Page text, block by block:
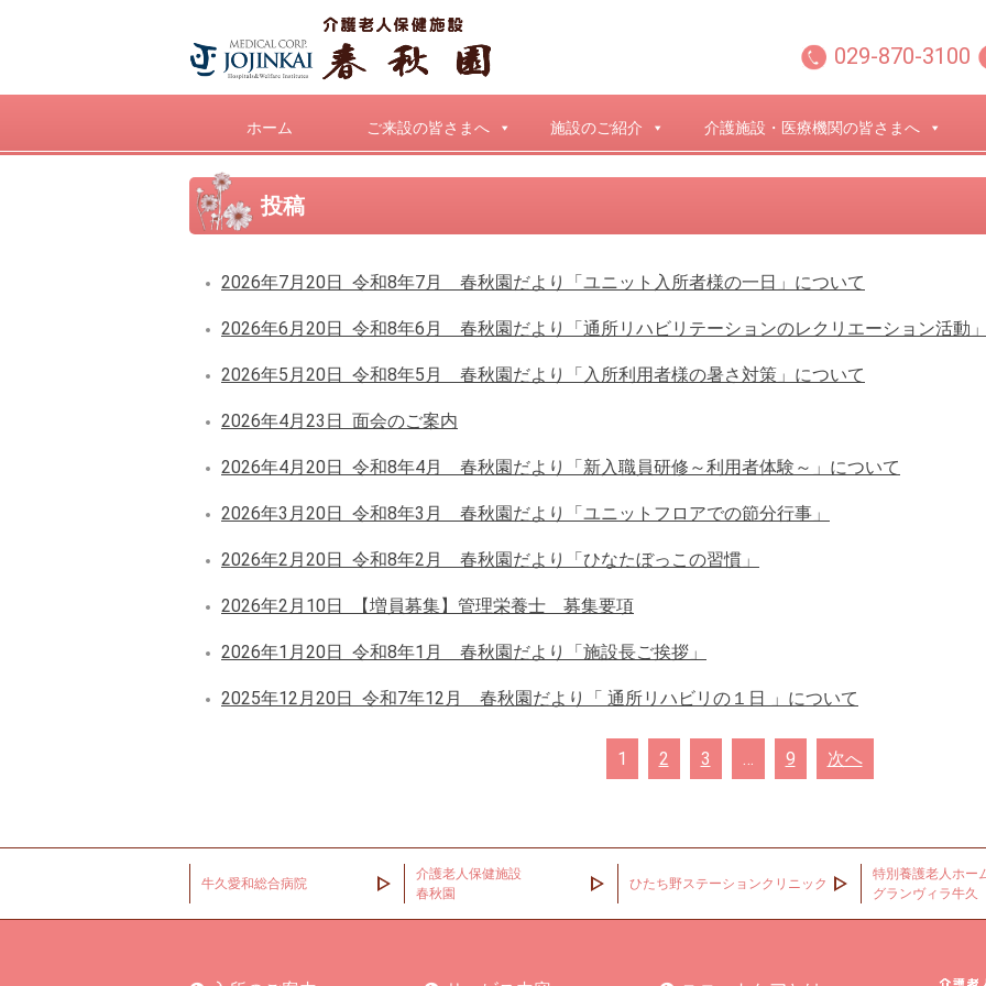
029-870-3100
ホーム ご来設の皆さまへ 施設のご紹介 介護施設・医療機関の皆さまへ
投稿
2026年7月20日 令和8年7月 春秋園だより「ユニット入所者様の一日」について
2026年6月20日 令和8年6月 春秋園だより「通所リハビリテーションのレクリエーション活動
2026年5月20日 令和8年5月 春秋園だより「入所利用者様の暑さ対策」について
2026年4月23日 面会のご案内
2026年4月20日 令和8年4月 春秋園だより「新入職員研修～利用者体験～」について
2026年3月20日 令和8年3月 春秋園だより「ユニットフロアでの節分行事」
2026年2月20日 令和8年2月 春秋園だより「ひなたぼっこの習慣」
2026年2月10日 【増員募集】管理栄養士 募集要項
2026年1月20日 令和8年1月 春秋園だより「施設長ご挨拶」
2025年12月20日 令和7年12月 春秋園だより「 通所リハビリの１日 」について
1 2 3 9 次へ
牛久愛和総合病院
介護老人保健施設
春秋園
ひたち野ステーションクリニック
特別養護老人ホー
グランヴィラ牛久